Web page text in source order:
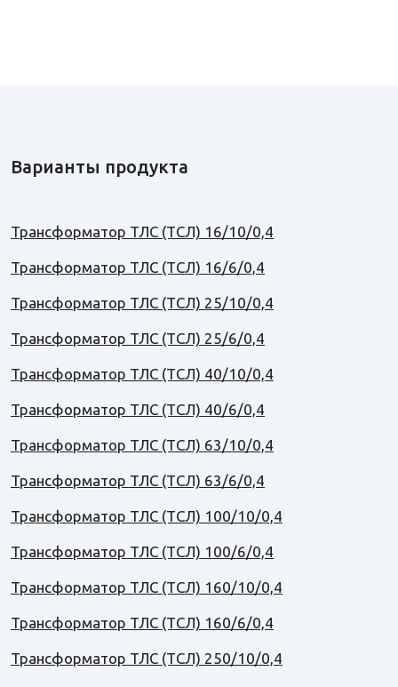
Варианты продукта
Трансформатор ТЛС (ТСЛ) 16/10/0,4
Трансформатор ТЛС (ТСЛ) 16/6/0,4
Трансформатор ТЛС (ТСЛ) 25/10/0,4
Трансформатор ТЛС (ТСЛ) 25/6/0,4
Трансформатор ТЛС (ТСЛ) 40/10/0,4
Трансформатор ТЛС (ТСЛ) 40/6/0,4
Трансформатор ТЛС (ТСЛ) 63/10/0,4
Трансформатор ТЛС (ТСЛ) 63/6/0,4
Трансформатор ТЛС (ТСЛ) 100/10/0,4
Трансформатор ТЛС (ТСЛ) 100/6/0,4
Трансформатор ТЛС (ТСЛ) 160/10/0,4
Трансформатор ТЛС (ТСЛ) 160/6/0,4
Трансформатор ТЛС (ТСЛ) 250/10/0,4